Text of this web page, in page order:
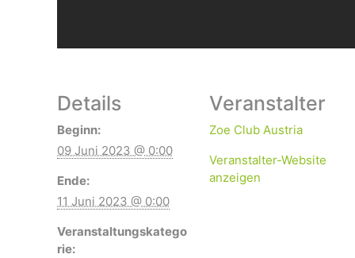
Details
Beginn:
09 Juni 2023 @ 0:00
Ende:
11 Juni 2023 @ 0:00
Veranstaltungskatego
rie:
Veranstalter
Zoe Club Austria
Veranstalter-Website
anzeigen